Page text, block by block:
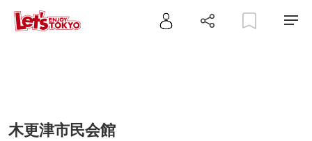
木更津市民会館